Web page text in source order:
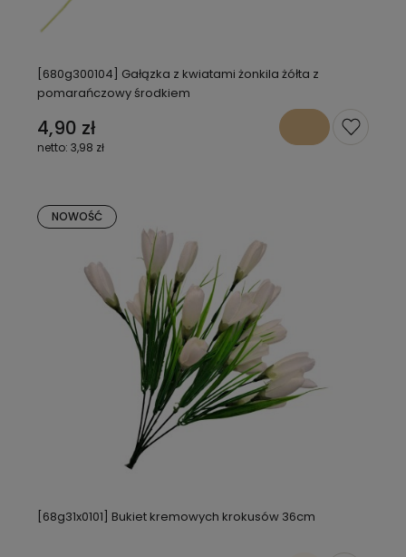
[680g300104] Gałązka z kwiatami żonkila żółta z
pomarańczowy środkiem
4,90 zł
3,98 zł
[68g31x0101] Bukiet kremowych krokusów 36cm
NOWOŚĆ